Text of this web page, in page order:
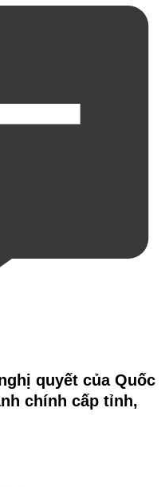
quyết của Quốc
chính cấp tỉnh,